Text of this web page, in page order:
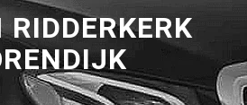
RIDDERKERK